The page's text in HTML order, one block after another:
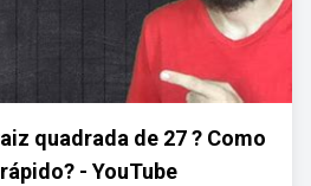
quadrada de 27 ? Como
- YouTube